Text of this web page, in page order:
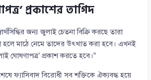
প্রকাশের তাগিদ
জন্য জুলাই চেতনা বিক্রি করছে তারা
হলে মাঠে নেমে তাদের উৎখাত করা হবে। এখনই
ঘোষণাপত্র’ প্রকাশ করতে হবে।”
ফ্যাসিবাদ বিরোধী সব শক্তিকে ঐক্যবদ্ধ হয়ে